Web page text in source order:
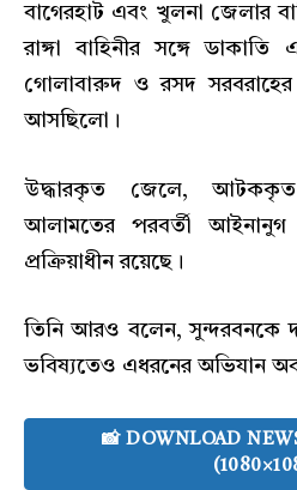
বাগেরহাট এবং খুলনা জেলার
রাঙ্গা বাহিনীর সঙ্গে
গোলাবারুদ ও রসদ সরবরাহের
আসছিলো।
উদ্ধারকৃত জেলে,
আলামতের পরবর্তী আইনানুগ
প্রক্রিয়াধীন রয়েছে।
তিনি আরও বলেন, সুন্দরবনকে
ভবিষ্যতেও এধরনের অভিযান
📸 DOWNLOAD